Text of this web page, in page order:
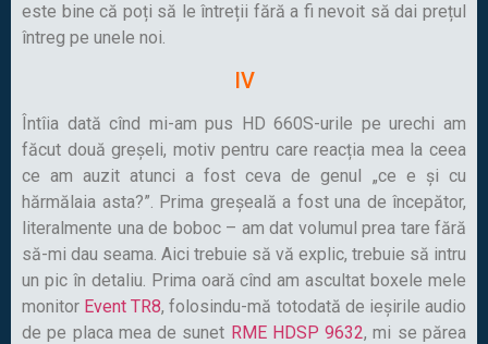
este bine că poți să le întreții fără a fi nevoit să dai prețul
întreg pe unele noi.
IV
Întîia dată cînd mi-am pus HD 660S-urile pe urechi am
făcut două greșeli, motiv pentru care reacția mea la ceea
ce am auzit atunci a fost ceva de genul „ce e și cu
hărmălaia asta?”. Prima greșeală a fost una de începător,
literalmente una de boboc – am dat volumul prea tare fără
să-mi dau seama. Aici trebuie să vă explic, trebuie să intru
un pic în detaliu. Prima oară cînd am ascultat boxele mele
monitor Event TR8, folosindu-mă totodată de ieșirile audio
de pe placa mea de sunet RME HDSP 9632, mi se părea